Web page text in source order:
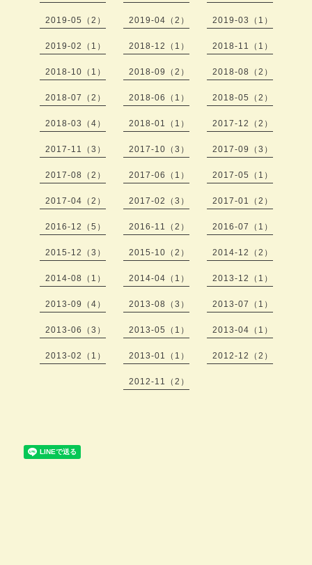
2019-05（2） 2019-04（2） 2019-03（1）
2019-02（1） 2018-12（1） 2018-11（1）
2018-10（1） 2018-09（2） 2018-08（2）
2018-07（2） 2018-06（1） 2018-05（2）
2018-03（4） 2018-01（1） 2017-12（2）
2017-11（3） 2017-10（3） 2017-09（3）
2017-08（2） 2017-06（1） 2017-05（1）
2017-04（2） 2017-02（3） 2017-01（2）
2016-12（5） 2016-11（2） 2016-07（1）
2015-12（3） 2015-10（2） 2014-12（2）
2014-08（1） 2014-04（1） 2013-12（1）
2013-09（4） 2013-08（3） 2013-07（1）
2013-06（3） 2013-05（1） 2013-04（1）
2013-02（1） 2013-01（1） 2012-12（2）
2012-11（2）